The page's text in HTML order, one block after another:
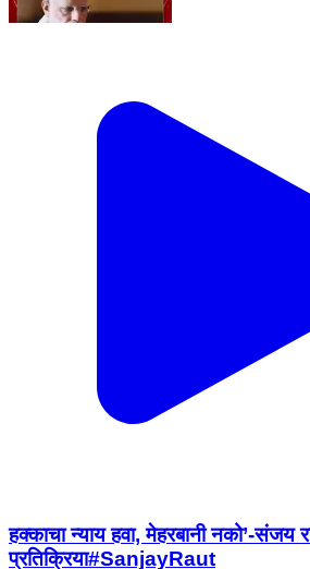
हक्काचा न्याय हवा, मेहरबानी नको’-संजय
प्रतिक्रिया#SanjayRaut